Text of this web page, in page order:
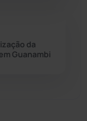
da
Guanambi